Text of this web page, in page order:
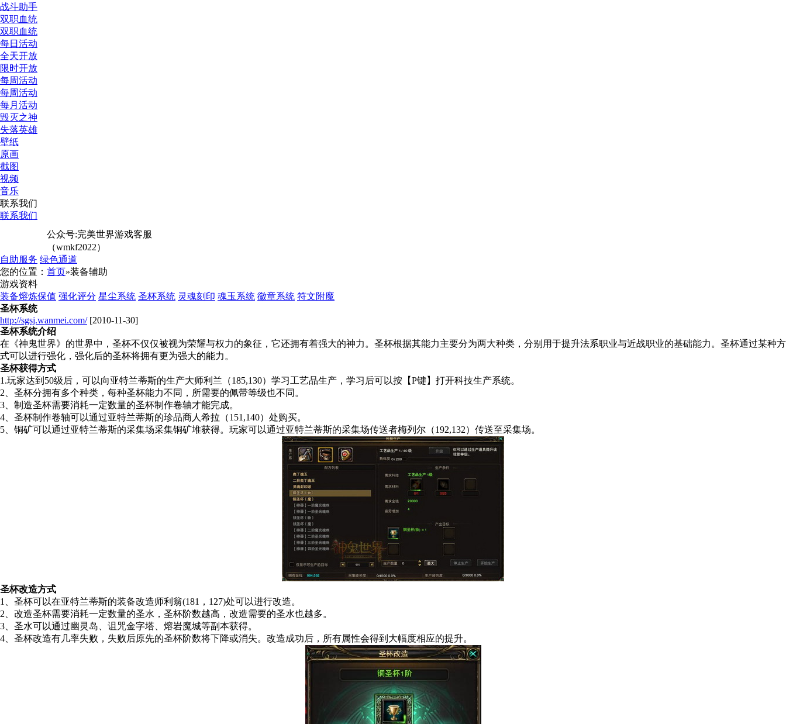
战斗助手
双职血统
双职血统
每日活动
全天开放
限时开放
每周活动
每周活动
每月活动
毁灭之神
失落英雄
壁纸
原画
截图
视频
音乐
联系我们
联系我们
公众号:完美世界游戏客服
（wmkf2022）
自助服务 绿色通道
您的位置： 首页»装备辅助
游戏资料
装备熔炼保值 强化评分 星尘系统 圣杯系统 灵魂刻印 魂玉系统 徽章系统 符文附魔
圣杯系统
http://sgsj.wanmei.com/[2010-11-30]
圣杯系统介绍
在《神鬼世界》的世界中，圣杯不仅仅被视为荣耀与权力的象征，它还拥有着强大的神力。圣杯根据其能力主要分为两大种类，分别用于提升法系职业与近战职业的基础能力。圣杯通过某种方
式可以进行强化，强化后的圣杯将拥有更为强大的能力。
圣杯获得方式
1.玩家达到50级后，可以向亚特兰蒂斯的生产大师利兰（185,130）学习工艺品生产，学习后可以按【P键】打开科技生产系统。
2、圣杯分拥有多个种类，每种圣杯能力不同，所需要的佩带等级也不同。
3、制造圣杯需要消耗一定数量的圣杯制作卷轴才能完成。
4、圣杯制作卷轴可以通过亚特兰蒂斯的珍品商人希拉（151,140）处购买。
5、铜矿可以通过亚特兰蒂斯的采集场采集铜矿堆获得。玩家可以通过亚特兰蒂斯的采集场传送者梅列尔（192,132）传送至采集场。
圣杯改造方式
1、圣杯可以在亚特兰蒂斯的装备改造师利翁(181，127)处可以进行改造。
2、改造圣杯需要消耗一定数量的圣水，圣杯阶数越高，改造需要的圣水也越多。
3、圣水可以通过幽灵岛、诅咒金字塔、熔岩魔城等副本获得。
4、圣杯改造有几率失败，失败后原先的圣杯阶数将下降或消失。改造成功后，所有属性会得到大幅度相应的提升。